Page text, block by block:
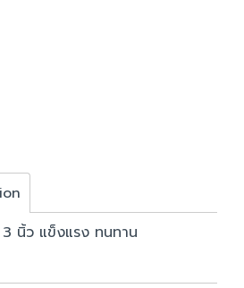
นิ้ว แข็งแรง ทนทาน